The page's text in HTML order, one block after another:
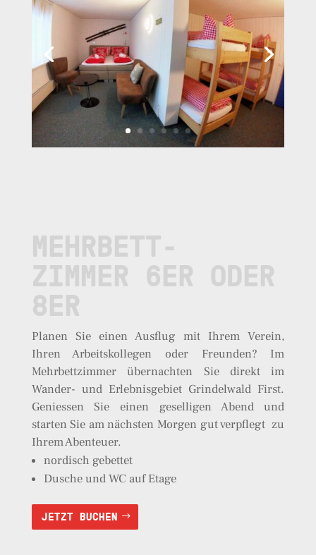
MEHRBETT-
ZIMMER 6ER ODER
8ER
Planen Sie einen Ausflug mit Ihrem Verein,
Ihren Arbeitskollegen oder Freunden? Im
Mehrbettzimmer übernachten Sie direkt im
Wander- und Erlebnisgebiet Grindelwald First.
Geniessen Sie einen geselligen Abend und
starten Sie am nächsten Morgen gut verpflegt zu
Ihrem Abenteuer.
nordisch gebettet
Dusche und WC auf Etage
JETZT BUCHEN